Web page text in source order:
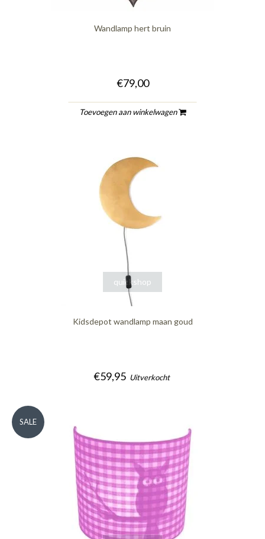
Wandlamp hert bruin
€79,00
Toevoegen aan winkelwagen
quickshop
Kidsdepot wandlamp maan goud
€59,95 Uitverkocht
SALE